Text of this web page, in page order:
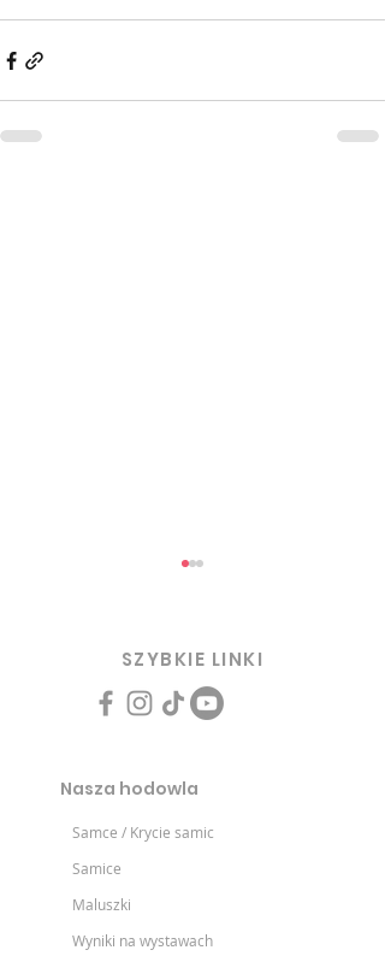
międzynarodowej w
Championa!
SZYBKIE LINKI
Nasza hodowla
Samce / Krycie samic
Samice
Maluszki
Wyniki na wystawach